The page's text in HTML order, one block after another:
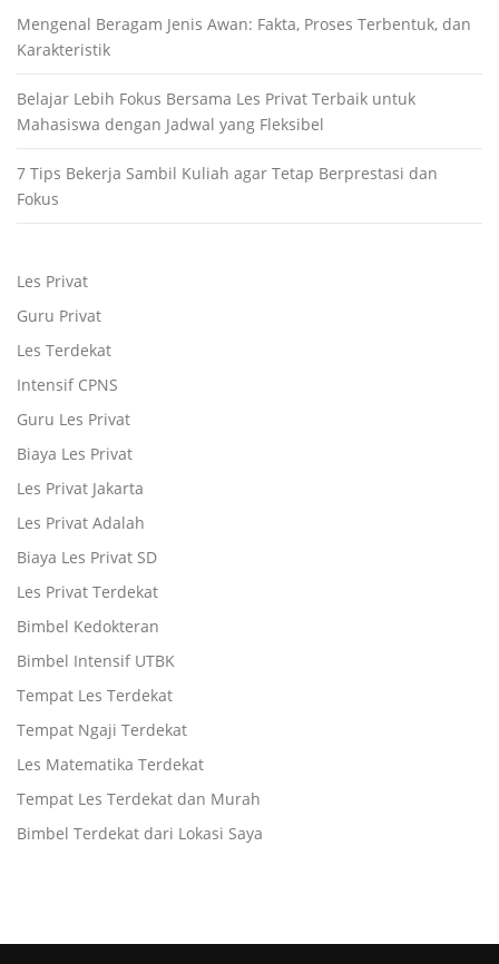
Mengenal Beragam Jenis Awan: Fakta, Proses Terbentuk, dan
Karakteristik
Belajar Lebih Fokus Bersama Les Privat Terbaik untuk
Mahasiswa dengan Jadwal yang Fleksibel
7 Tips Bekerja Sambil Kuliah agar Tetap Berprestasi dan
Fokus
Les Privat
Guru Privat
Les Terdekat
Intensif CPNS
Guru Les Privat
Biaya Les Privat
Les Privat Jakarta
Les Privat Adalah
Biaya Les Privat SD
Les Privat Terdekat
Bimbel Kedokteran
Bimbel Intensif UTBK
Tempat Les Terdekat
Tempat Ngaji Terdekat
Les Matematika Terdekat
Tempat Les Terdekat dan Murah
Bimbel Terdekat dari Lokasi Saya